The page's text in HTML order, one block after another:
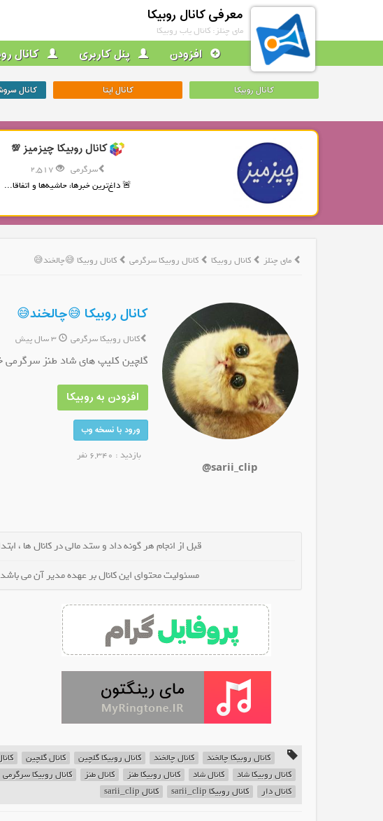
معرفی کانال روبیکا
مای چنلز: کانال یاب روبیکا
افزودن پنل کاربری کانال
کانال روبیکا کانال ایتا کانال
کانال روبیکا چیزمیز 💯
سرگرمی
🚨 داغ‌ترین خبرها، حاشیه‌ها و اتفاقا...
مای چنلز کانال روبیکا کانال روبیکا سرگرمی کانال روبیکا 😅چالخند😅
@sarii_clip
کانال روبیکا 😅چالخند😅
کانال روبیکا سرگرمی 3 سال پیش
گلچین کلیپ های شاد طنز سرگرمی
افزودن به روبیکا
ورود با نسخه وب
بازدید : 6,340 نفر
قبل از انجام هر گونه داد و ستد مالی در کانال ها ،
مسئولیت محتوای این کانال بر عهده مدیر آن می
کانال روبیکا چالخند کانال چالخند کانال روبیکا گلچین کانال گلچین
کانال روبیکا شاد
کانال شاد کانال روبیکا طنز کانال طنز کانال روبیکا سرگرمی
کانال دار
کانال روبیکا sarii_clip کانال sarii_clip
کانال روبیکا داچین
عضو کانال شوید
کانال روبیکا شیرین کام باش
عضو کانال شوید